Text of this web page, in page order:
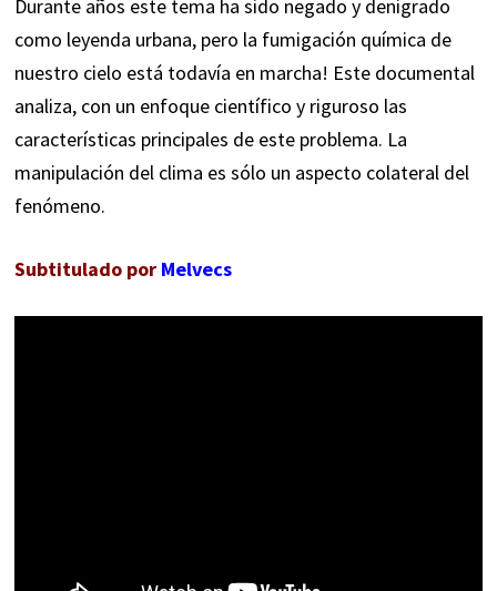
Durante años este tema ha sido negado y denigrado
como leyenda urbana, pero la fumigación química de
nuestro cielo está todavía en marcha! Este documental
analiza, con un enfoque científico y riguroso las
características principales de este problema. La
manipulación del clima es sólo un aspecto colateral del
fenómeno.
Subtitulado por Melvecs